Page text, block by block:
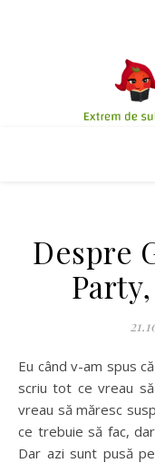
Despre
Eu când v-am spus că nu am timp să mă ocup de blog și să
scriu tot ce vreau
vreau să măresc
ce trebuie să fac,
Dar azi sunt pusă